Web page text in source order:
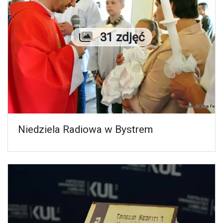
Liczba zdjęć
31 zdjęć
Niedziela Radiowa w Bystrem